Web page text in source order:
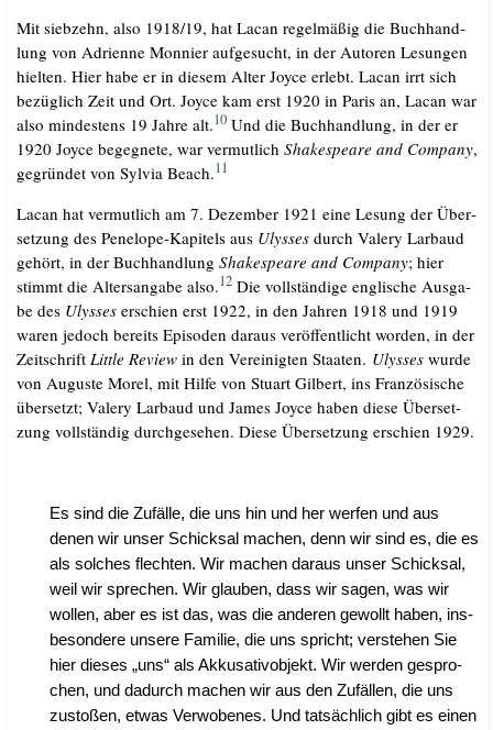
Mit sieb­zehn, also 1918/​19, hat Lacan regel­mä­ßig die Buch­hand­
lung von Adri­en­ne Mon­nier auf­ge­sucht, in der Autoren Lesun­gen
hiel­ten. Hier habe er in die­sem Alter Joy­ce erlebt. Lacan irrt sich
bezüg­lich Zeit und Ort. Joy­ce kam erst 1920 in Paris an, Lacan war
also min­des­tens 19 Jah­re alt.10Und die Buch­hand­lung, in der er
1920 Joy­ce begeg­ne­te, war ver­mut­lich Shake­speare and Com­pa­ny,
gegrün­det von Syl­via Beach.11
Lacan hat ver­mut­lich am 7. Dezem­ber 1921 eine Lesung der Über­
set­zung des Pene­lo­pe-Kapi­tels aus Ulys­sesdurch Valery Lar­baud
gehört, in der Buch­hand­lung Shake­speare and Com­pa­ny; hier
stimmt die Alters­an­ga­be also.12Die voll­stän­di­ge eng­li­sche Aus­ga­
be des Ulys­seserschien erst 1922, in den Jah­ren 1918 und 1919
waren jedoch bereits Epi­so­den dar­aus ver­öf­fent­licht wor­den, in der
Zeit­schrift Litt­le Review in den Ver­ei­nig­ten Staa­ten. Ulys­seswur­de
von Augus­te Morel, mit Hil­fe von Stuart Gil­bert, ins Fran­zö­si­sche
über­setzt; Valery Lar­baud und James Joy­ce haben die­se Über­set­
zung voll­stän­dig durch­ge­se­hen. Die­se Über­set­zung erschien 1929.
Es sind die Zufäl­le, die uns hin und her wer­fen und aus
denen wir unser Schick­sal machen, denn wir sind es, die es
als sol­ches flech­ten. Wir machen dar­aus unser Schick­sal,
weil wir spre­chen. Wir glau­ben, dass wir sagen, was wir
wol­len, aber es ist das, was die ande­ren gewollt haben, ins­
be­son­de­re unse­re Fami­lie, die uns spricht; ver­ste­hen Sie
hier die­ses „uns“ als Akku­sa­tiv­ob­jekt. Wir wer­den gespro­
chen, und dadurch machen wir aus den Zufäl­len, die uns
zusto­ßen, etwas Ver­wo­be­nes. Und tat­säch­lich gibt es einen